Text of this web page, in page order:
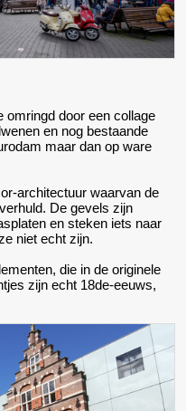
omringd door een collage
en nog bestaande
maar dan op ware
architectuur waarvan de
De gevels zijn
en steken iets naar
niet echt zijn.
die in de originele
zijn echt 18de-eeuws,